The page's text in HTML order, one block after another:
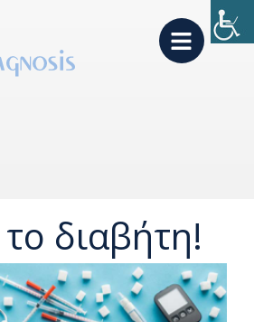
διαβήτη!